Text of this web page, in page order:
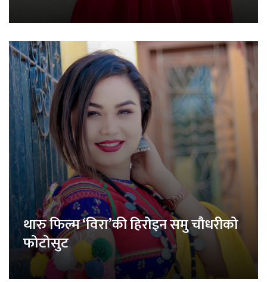
थारु फिल्म ‘विरा’की हिरोइन समु चौधरीको
फोटोसुट